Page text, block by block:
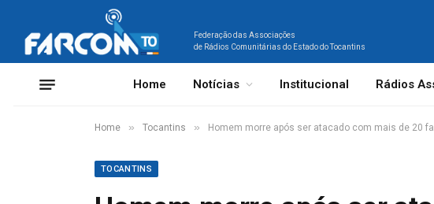
Federação das Associações
de Rádios Comunitárias do Estado do Tocantins
Home Notícias Institucional Rádios
Home » Tocantins » Homem morre após ser atacado com mais de 20
TOCANTINS